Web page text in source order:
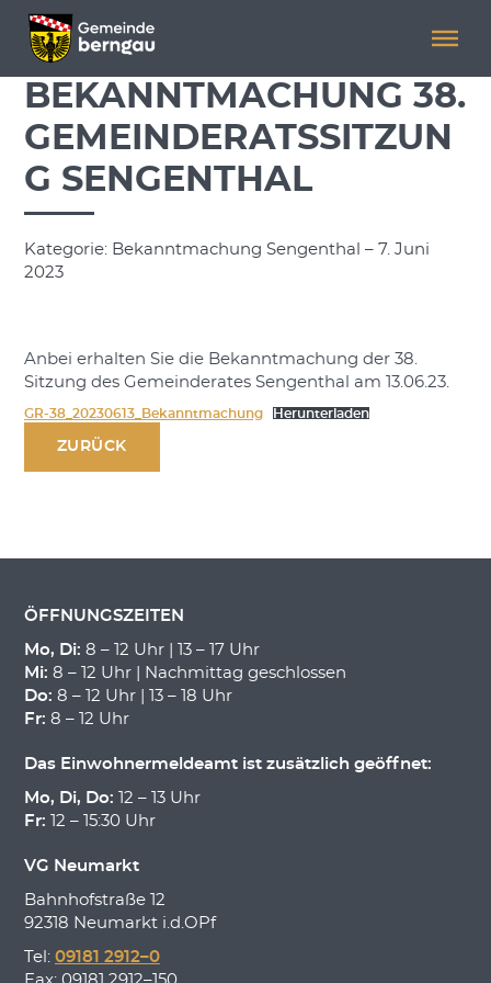
Menü überspringen
Menü überspringen
BEKANNTMACHUNG 38.
GEMEINDERATSSITZUN
G SENGENTHAL
Kategorie: Bekanntmachung Sengenthal – 7. Juni
2023
Anbei erhalten Sie die Bekanntmachung der 38.
Sitzung des Gemeinderates Sengenthal am 13.06.23.
GR-38_20230613_Bekanntmachung Herunterladen
ZURÜCK
ÖFFNUNGSZEITEN
Mo, Di: 8 – 12 Uhr | 13 – 17 Uhr
Mi: 8 – 12 Uhr | Nachmittag geschlossen
Do: 8 – 12 Uhr | 13 – 18 Uhr
Fr: 8 – 12 Uhr
Das Einwohnermeldeamt ist zusätzlich geöffnet:
Mo, Di, Do: 12 – 13 Uhr
Fr: 12 – 15:30 Uhr
VG Neumarkt
Bahnhofstraße 12
92318 Neumarkt i.d.OPf
Tel: 09181 2912–0